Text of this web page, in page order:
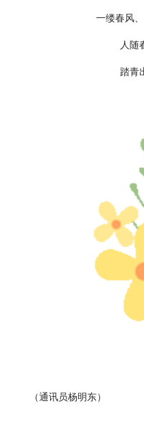
一缕春风
人随
踏青
（通讯员杨明东）